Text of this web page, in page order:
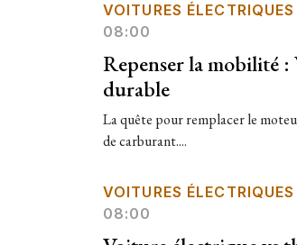
VOITURES ÉLECTRIQUES
08:00
Repenser la mobilité :
durable
La quête pour remplacer le
de carburant....
VOITURES ÉLECTRIQUES
08:00